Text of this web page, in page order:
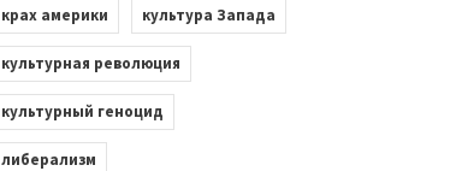
крах америки культура Запада
культурная революция
культурный геноцид
либерализм